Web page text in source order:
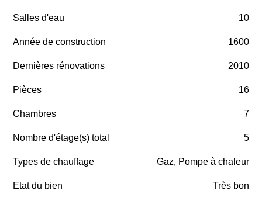
Salles d'eau 10
Année de construction 1600
Dernières rénovations 2010
Pièces 16
Chambres 7
Nombre d'étage(s) total 5
Types de chauffage Gaz, Pompe à chaleur
Etat du bien Très bon